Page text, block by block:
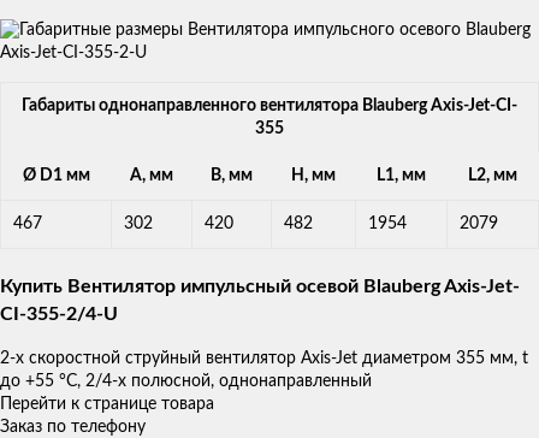
Габариты однонаправленного вентилятора Blauberg Axis-Jet-CI-
355
Ø D1 мм A, мм B, мм H, мм L1, мм L2, мм
467 302 420 482 1954 2079
Купить Вентилятор импульсный осевой Blauberg Axis-Jet-
CI-355-2/4-U
2-х скоростной струйный вентилятор Axis-Jet диаметром 355 мм, t
до +55 °С, 2/4-х полюсной, однонаправленный
Перейти к странице товара
Заказ по телефону